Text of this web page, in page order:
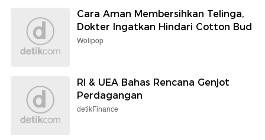
Cara Aman Membersihkan Telinga,
Dokter Ingatkan Hindari Cotton Bud
Wolipop
RI & UEA Bahas Rencana Genjot
Perdagangan
detikFinance